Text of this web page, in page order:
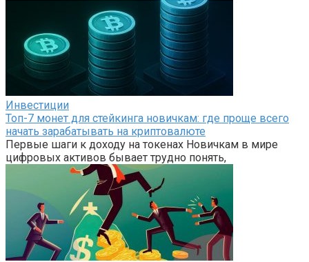
Инвестиции
Топ-7 монет для стейкинга новичкам: где проще всего
начать зарабатывать на криптовалюте
Первые шаги к доходу на токенах Новичкам в мире
цифровых активов бывает трудно понять,